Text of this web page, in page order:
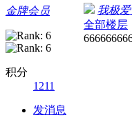
金牌会员
积分
1211
发消息
我极
全部楼层